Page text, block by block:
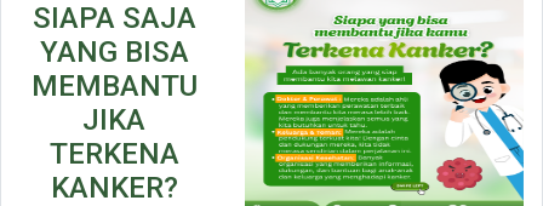
SIAPA SAJA
YANG BISA
MEMBANTU
JIKA
TERKENA
KANKER?